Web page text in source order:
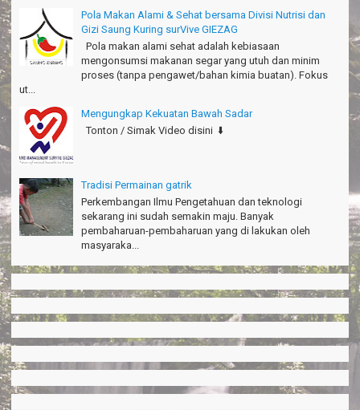
Amazing palace
Hiromi - Fukusima Japan
Pola Makan Alami & Sehat bersama Divisi Nutrisi dan
Gizi Saung Kuring surVive GIEZAG
Pola makan alami sehat adalah kebiasaan
mengonsumsi makanan segar yang utuh dan minim
proses (tanpa pengawet/bahan kimia buatan). Fokus
ut...
Mengungkap Kekuatan Bawah Sadar
Tonton / Simak Video disini ⬇️
Tradisi Permainan gatrik
Perkembangan Ilmu Pengetahuan dan teknologi
sekarang ini sudah semakin maju. Banyak
pembaharuan-pembaharuan yang di lakukan oleh
masyaraka...